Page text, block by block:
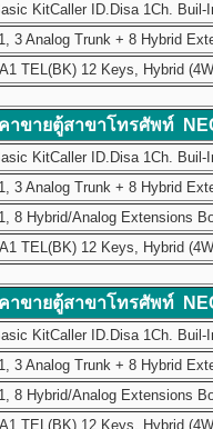
KitCaller ID.Disa 1Ch.
3 Analog Trunk + 8 Hybrid
A1 TEL(BK) 12 Keys, Hybrid
าขายตู้สาขาโทรศัพท์
KitCaller ID.Disa 1Ch.
3 Analog Trunk + 8 Hybrid
8 Hybrid/Analog Extensions
A1 TEL(BK) 12 Keys, Hybrid
าขายตู้สาขาโทรศัพท์
KitCaller ID.Disa 1Ch.
3 Analog Trunk + 8 Hybrid
8 Hybrid/Analog Extensions
A1 TEL(BK) 12 Keys, Hybrid